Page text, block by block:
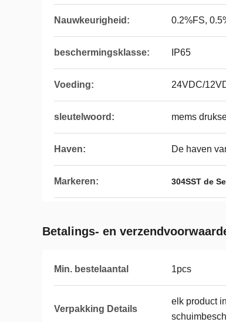
Nauwkeurigheid: 0.2%FS,
beschermingsklasse: IP65
Voeding: 24VDC/
sleutelwoord: mems
Haven: De haven
Markeren: 304SST de
Betalings- en
Min. bestelaantal 1pcs
Verpakking Details
elk product